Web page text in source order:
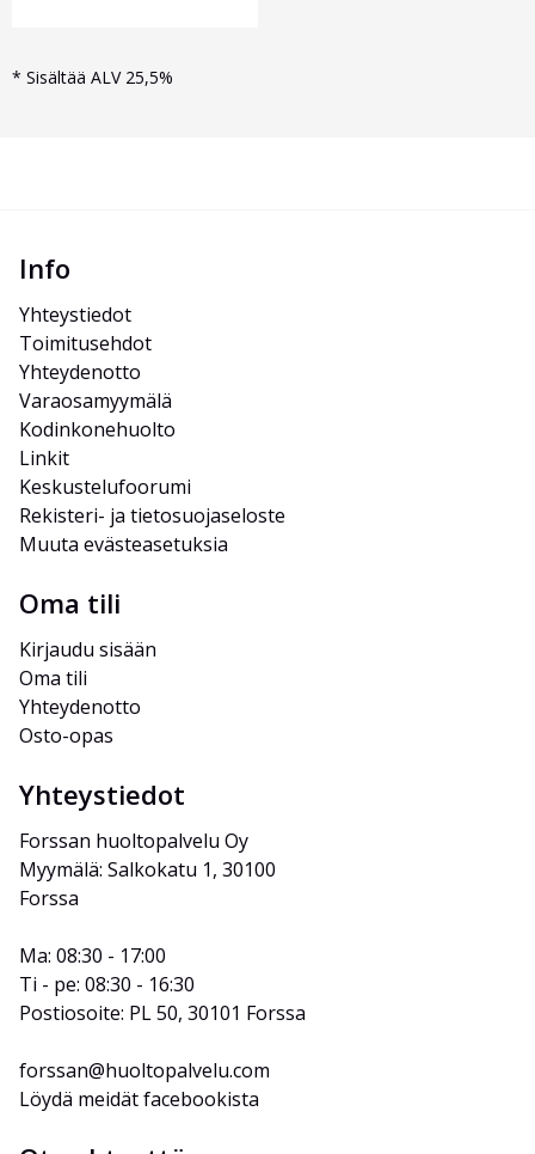
* Sisältää ALV 25,5%
Info
Yhteystiedot
Toimitusehdot
Yhteydenotto
Varaosamyymälä
Kodinkonehuolto
Linkit
Keskustelufoorumi
Rekisteri- ja tietosuojaseloste
Muuta evästeasetuksia
Oma tili
Kirjaudu sisään
Oma tili
Yhteydenotto
Osto-opas
Yhteystiedot
Forssan huoltopalvelu Oy
Myymälä: Salkokatu 1, 30100
Forssa
Ma: 08:30 - 17:00
Ti - pe: 08:30 - 16:30
Postiosoite: PL 50, 30101 Forssa
forssan@huoltopalvelu.com
Löydä meidät facebookista